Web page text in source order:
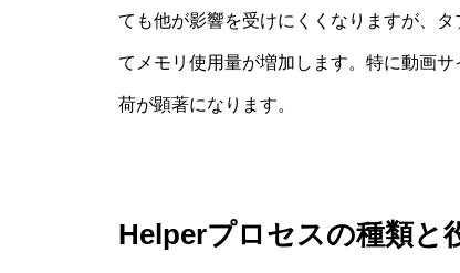
ても他が影響を受けにくくなりますが、
てメモリ使用量が増加します。特に動画
荷が顕著になります。
Helperプロセスの種類と